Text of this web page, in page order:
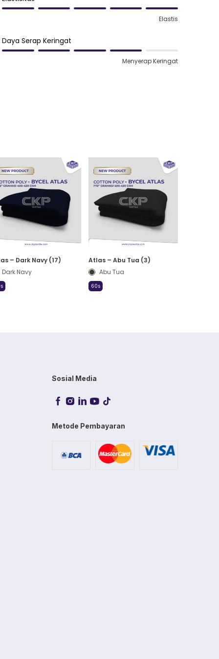
Elastis
Daya Serap Keringat
Menyerap Keringat
– Dark Navy (17)
Dark Navy
Atlas – Abu Tua (3)
Abu Tua
60s
Sosial Media
Metode Pembayaran